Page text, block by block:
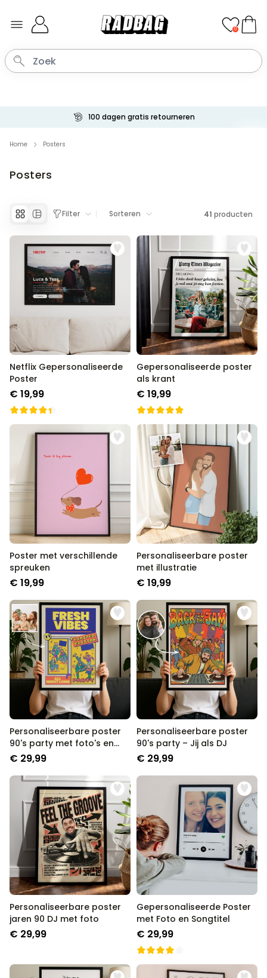
0
Betaal met Klarna
Home Posters
Posters
Filter Sorteren 41 producten
Netflix Gepersonaliseerde
Poster
€ 19,99
Gepersonaliseerde poster
als krant
€ 19,99
Poster met verschillende
spreuken
€ 19,99
Personaliseerbare poster
met illustratie
€ 19,99
Personaliseerbare poster
90's party met foto's en
tekst
€ 29,99
Personaliseerbare poster
90's party – Jij als DJ
€ 29,99
Personaliseerbare poster
jaren 90 DJ met foto
€ 29,99
Gepersonaliseerde Poster
met Foto en Songtitel
€ 29,99